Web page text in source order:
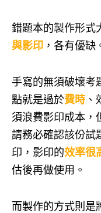
錯題本的製作形式
與影印 ，各有優缺
手寫的無須破壞考
點就是過於費時
須浪費影印成本，
請務必確認該份試
印，影印的效率很
估後再做使用。
而製作的方式則是